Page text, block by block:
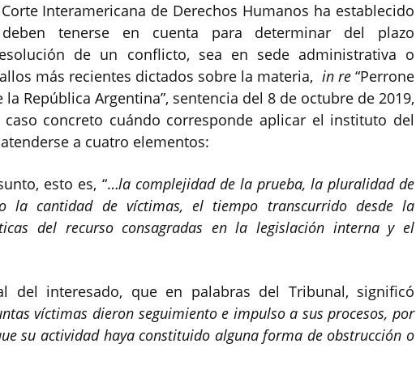
Interamericana de Derechos Humanos ha establecido
tenerse en cuenta para determinar del plazo
de un conflicto, sea en sede administrativa o
más recientes dictados sobre la materia, in re“Perrone
República Argentina”, sentencia del 8 de octubre de 2019,
concreto cuándo corresponde aplicar el instituto del
a cuatro elementos:
esto es, “…la complejidad de la prueba, la pluralidad de
la cantidad de víctimas, el tiempo transcurrido desde la
del recurso consagradas en la legislación interna y el
del interesado, que en palabras del Tribunal, significó
víctimas dieron seguimiento e impulso a sus procesos, por
su actividad haya constituido alguna forma de obstrucción o